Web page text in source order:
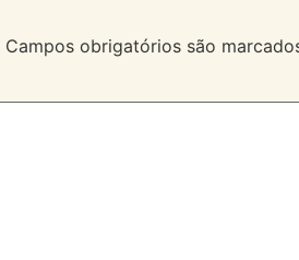
Campos obrigatórios são